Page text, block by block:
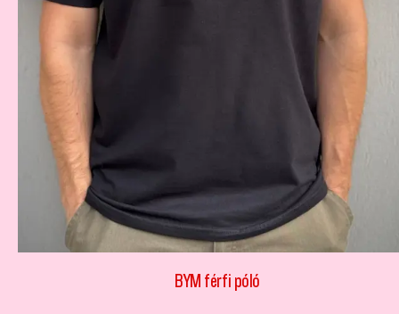
BYM férfi póló